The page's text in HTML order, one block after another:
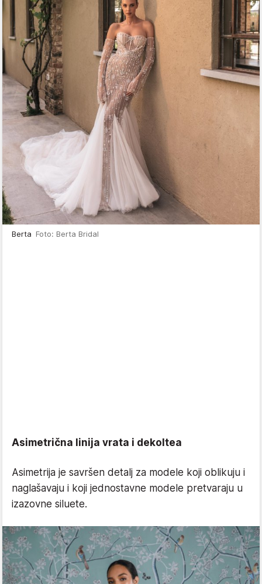
Berta Foto: Berta Bridal
Asimetrična linija vrata i dekoltea
Asimetrija je savršen detalj za modele koji oblikuju i
naglašavaju i koji jednostavne modele pretvaraju u
izazovne siluete.